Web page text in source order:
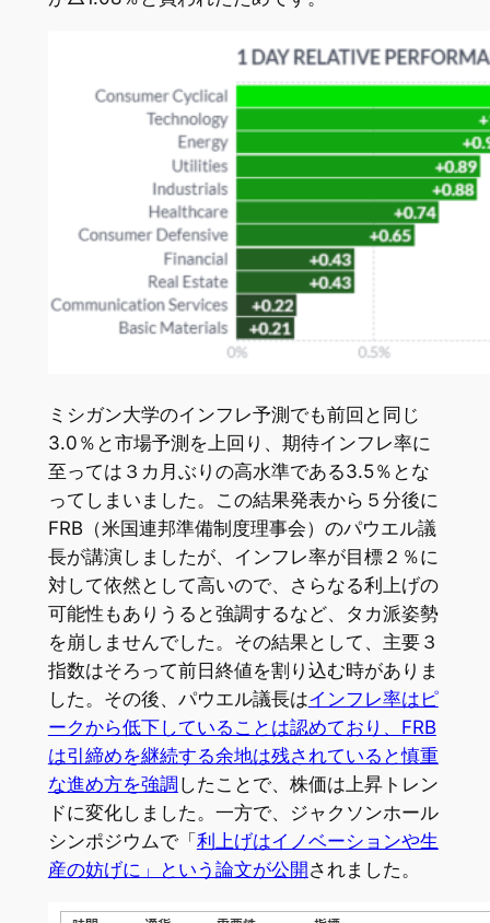
ミシガン大学のインフレ予測でも前回と同じ
3.0％と市場予測を上回り、期待インフレ率に
至っては３カ月ぶりの高水準である3.5％とな
ってしまいました。この結果発表から５分後に
FRB（米国連邦準備制度理事会）のパウエル議
長が講演しましたが、インフレ率が目標２％に
対して依然として高いので、さらなる利上げの
可能性もありうると強調するなど、タカ派姿勢
を崩しませんでした。その結果として、主要３
指数はそろって前日終値を割り込む時がありま
した。その後、パウエル議長はインフレ率はピ
ークから低下していることは認めており、FRB
は引締めを継続する余地は残されていると慎重
な進め方を強調 したことで、株価は上昇トレン
ドに変化しました。一方で、ジャクソンホール
シンポジウムで「利上げはイノベーションや生
産の妨げに」という論文が公開されました。